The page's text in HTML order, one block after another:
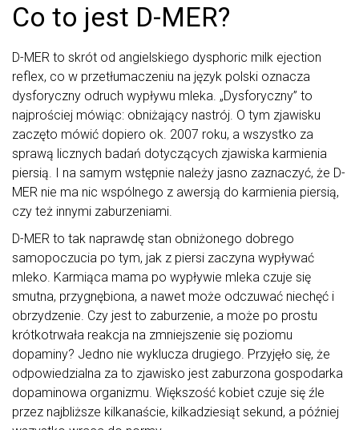
Co to jest D-MER?
D-MER to skrót od angielskiego dysphoric milk ejection
reflex, co w przetłumaczeniu na język polski oznacza
dysforyczny odruch wypływu mleka. „Dysforyczny” to
najprościej mówiąc: obniżający nastrój. O tym zjawisku
zaczęto mówić dopiero ok. 2007 roku, a wszystko za
sprawą licznych badań dotyczących zjawiska karmienia
piersią. I na samym wstępnie należy jasno zaznaczyć, że D-
MER nie ma nic wspólnego z awersją do karmienia piersią,
czy też innymi zaburzeniami.
D-MER to tak naprawdę stan obniżonego dobrego
samopoczucia po tym, jak z piersi zaczyna wypływać
mleko. Karmiąca mama po wypływie mleka czuje się
smutna, przygnębiona, a nawet może odczuwać niechęć i
obrzydzenie. Czy jest to zaburzenie, a może po prostu
krótkotrwała reakcja na zmniejszenie się poziomu
dopaminy? Jedno nie wyklucza drugiego. Przyjęło się, że
odpowiedzialna za to zjawisko jest zaburzona gospodarka
dopaminowa organizmu. Większość kobiet czuje się źle
przez najbliższe kilkanaście, kilkadziesiąt sekund, a później